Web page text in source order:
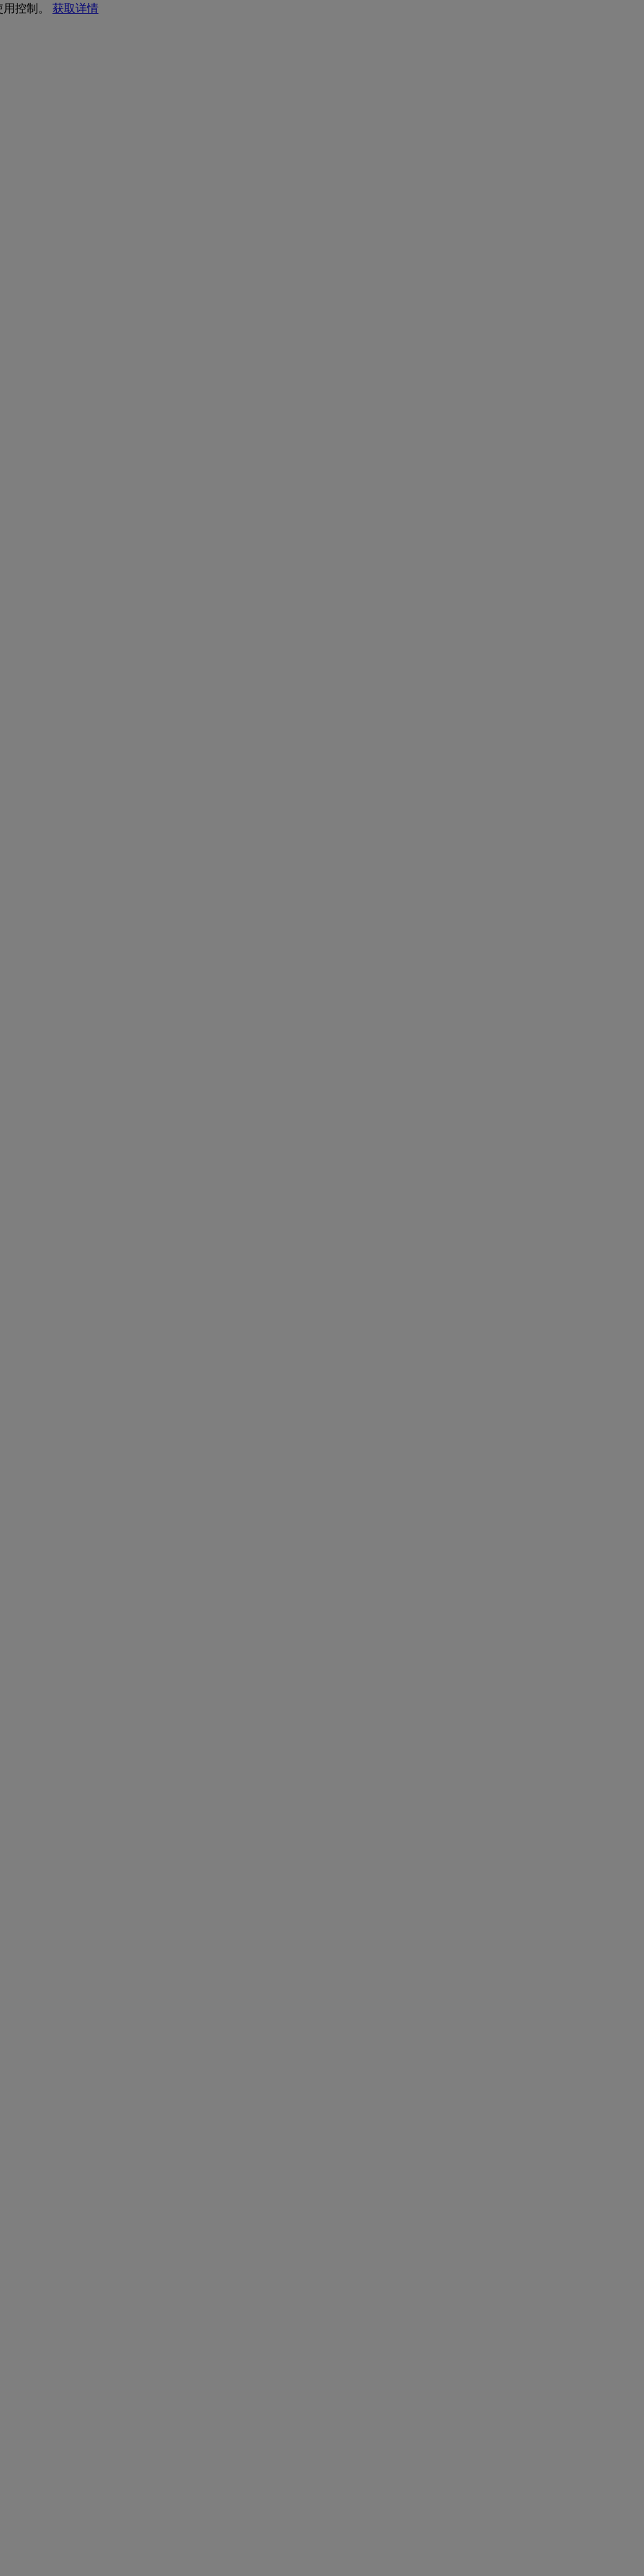
控制。 获取详情